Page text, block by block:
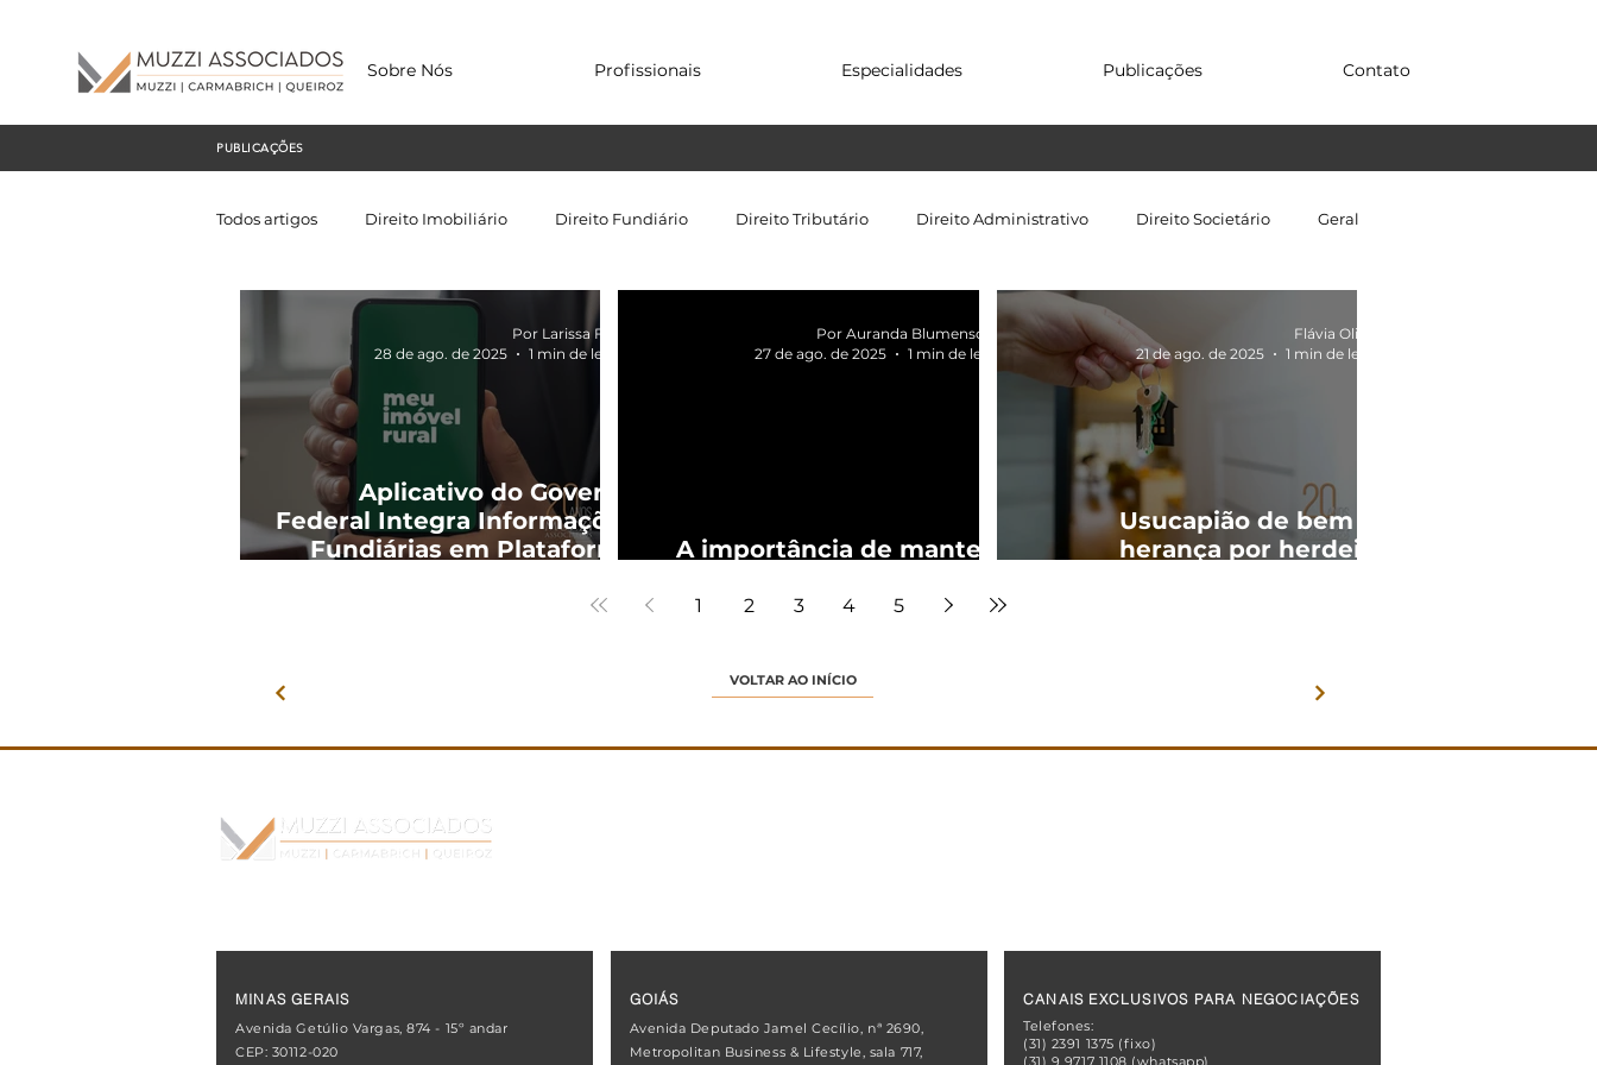
Sobre Nós Profissionais Especialidades Publicações Contato
PUBLICAÇÕES
Todos artigos Direito Imobiliário Direito Fundiário Direito Tributário Direito Administrativo Direito Societário Geral
Aplicativo do Governo
Federal Integra Informações
Fundiárias em Plataforma
Por Larissa Freire
28 de ago. de 2025
1 min de leitura
A importância de manter o
Por Auranda Blumenschein
27 de ago. de 2025
1 min de leitura
Usucapião de bem de
herança por herdeiro:
Flávia Oliveira
21 de ago. de 2025
1 min de leitura
1 2 3 4 5
VOLTAR AO INÍCIO
MINAS GERAIS
Avenida Getúlio Vargas, 874 - 15º andar
CEP: 30112-020
GOIÁS
Avenida Deputado Jamel Cecílio, nª 2690,
Metropolitan Business & Lifestyle, sala 717,
CANAIS EXCLUSIVOS PARA NEGOCIAÇÕES
Telefones:
(31) 2391 1375 (fixo)